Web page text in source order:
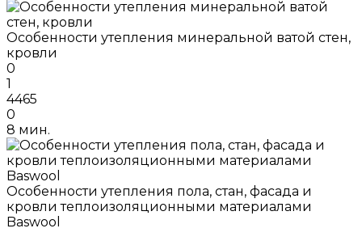
Особенности утепления минеральной ватой стен,
кровли
0
1
4465
0
8 мин.
Особенности утепления пола, стан, фасада и
кровли теплоизоляционными материалами
Baswool